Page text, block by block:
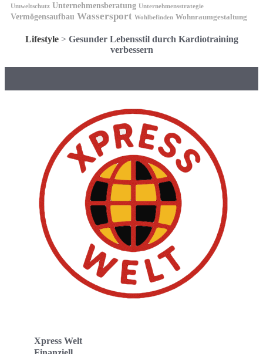
Umweltschutz Unternehmensberatung Unternehmensstrategie
Vermögensaufbau Wassersport Wohlbefinden Wohnraumgestaltung
Lifestyle> Gesunder Lebensstil durch Kardiotraining
verbessern
Xpress Welt